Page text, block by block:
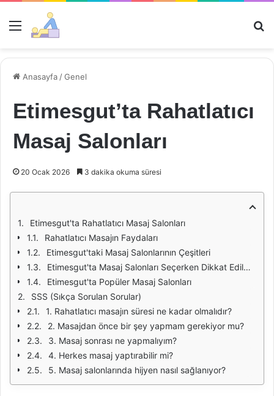
Menü
Anasayfa /Genel
Etimesgut’ta Rahatlatıcı
Masaj Salonları
20 Ocak 2026 3 dakika okuma süresi
Etimesgut'ta Rahatlatıcı Masaj Salonları
Rahatlatıcı Masajın Faydaları
Etimesgut'taki Masaj Salonlarının Çeşitleri
Etimesgut'ta Masaj Salonları Seçerken Dikkat Edilmesi Gerekenler
Etimesgut'ta Popüler Masaj Salonları
SSS (Sıkça Sorulan Sorular)
1. Rahatlatıcı masajın süresi ne kadar olmalıdır?
2. Masajdan önce bir şey yapmam gerekiyor mu?
3. Masaj sonrası ne yapmalıyım?
4. Herkes masaj yaptırabilir mi?
5. Masaj salonlarında hijyen nasıl sağlanıyor?